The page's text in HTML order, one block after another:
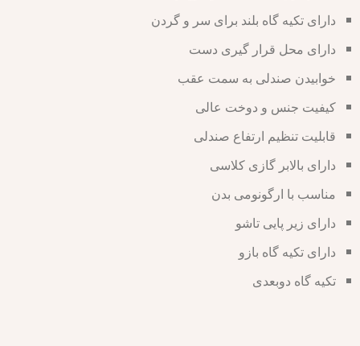
دارای تکیه گاه بلند برای سر و گردن
دارای محل قرار گیری دست
خوابیدن صندلی به سمت عقب
کیفیت جنس و دوخت عالی
قابلیت تنظیم ارتفاع صندلی
دارای بالابر گازی کلاسی
مناسب با ارگونومی بدن
دارای زیر پایی تاشو
دارای تکیه گاه بازو
تکیه گاه دوبعدی